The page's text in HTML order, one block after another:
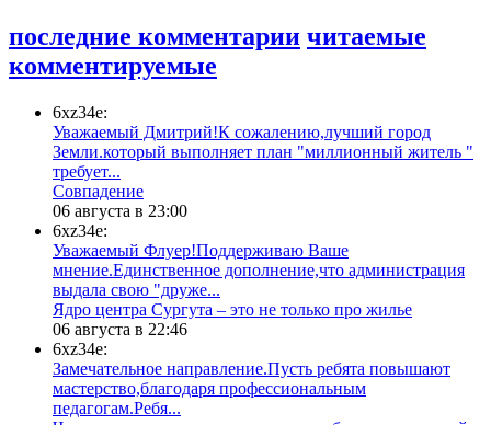
последние комментарии читаемые
комментируемые
6xz34e:
Уважаемый Дмитрий!К сожалению,лучший город
Земли.который выполняет план "миллионный житель "
требует...
​Совпадение
06 августа в 23:00
6xz34e:
Уважаемый Флуер!Поддерживаю Ваше
мнение.Единственное дополнение,что администрация
выдала свою "друже...
​Ядро центра Сургута ‒ это не только про жилье
06 августа в 22:46
6xz34e:
Замечательное направление.Пусть ребята повышают
мастерство,благодаря профессиональным
педагогам.Ребя...